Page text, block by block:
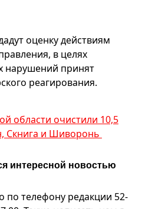
оценку действиям
в целях
нарушений принят
реагирования.
области очистили 10,5
Скнига и Шиворонь
интересной новостью
по телефону редакции 52-